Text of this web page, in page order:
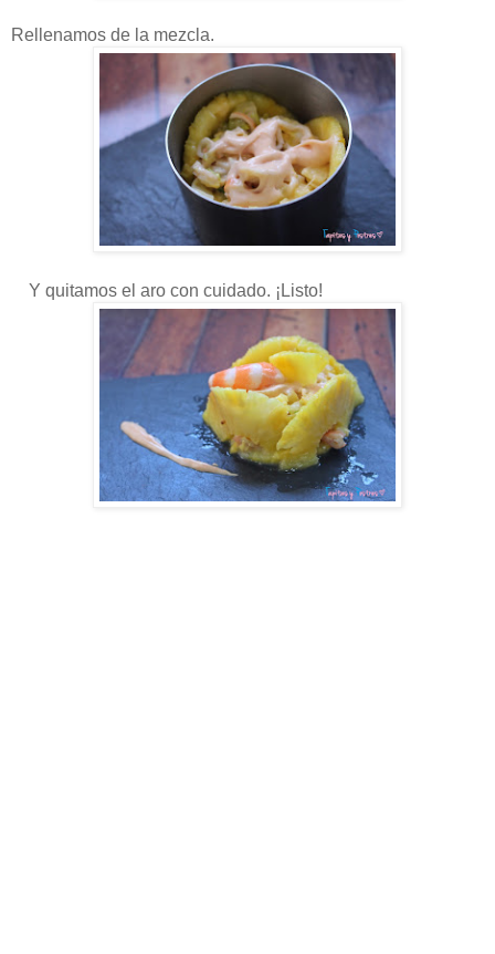
Rellenamos de la mezcla.
Y quitamos el aro con cuidado. ¡Listo!